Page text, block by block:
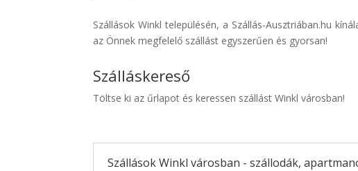
Szállásinfo.eu
Repülőjegy
Autóbérlés
Szállások Winkl településén, a Szállás-Ausztriában.hu
az Önnek megfelelő szállást egyszerűen és gyorsan!
Szálláskereső
Töltse ki az űrlapot és keressen szállást Winkl városban!
Szállások Winkl városban - szállodák,